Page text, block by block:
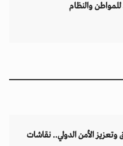
والنظام
الأمن الدولي.. نقاشات